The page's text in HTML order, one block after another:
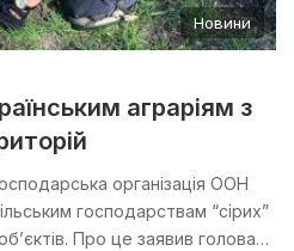
Новини
аграріям з
організація ООН
господарствам “сірих”
Про це заявив голова…